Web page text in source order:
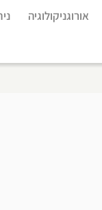
אורוגניקולוגיה